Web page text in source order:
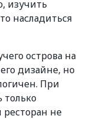
изучить
насладиться
острова на
дизайне, но
При
только
не